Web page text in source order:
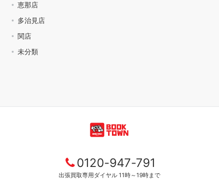
恵那店
多治見店
関店
未分類
0120-947-791
出張買取専用ダイヤル 11時～19時まで